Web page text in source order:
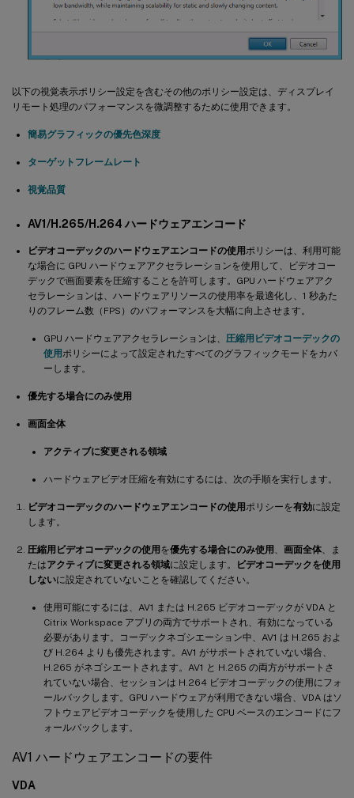
以下の視覚表示ポリシー設定を含むその他のポリシー設定は、ディスプレイ
リモート処理のパフォーマンスを微調整するために使用できます。
簡易グラフィックの優先色深度
ターゲットフレームレート
視覚品質
AV1/H.265/H.264 ハードウェアエンコード
ビデオコーデックのハードウェアエンコードの使用ポリシーは、利用可能
な場合に GPU ハードウェアアクセラレーションを使用して、ビデオコー
デックで画面要素を圧縮することを許可します。GPU ハードウェアアク
セラレーションは、ハードウェアリソースの使用率を最適化し、1 秒あた
りのフレーム数（FPS）のパフォーマンスを大幅に向上させます。
GPU ハードウェアアクセラレーションは、 圧縮用ビデオコーデックの
使用ポリシーによって設定されたすべてのグラフィックモードをカバ
ーします。
優先する場合にのみ使用
画面全体
アクティブに変更される領域
ハードウェアビデオ圧縮を有効にするには、次の手順を実行します。
ビデオコーデックのハードウェアエンコードの使用ポリシーを有効に設定
します。
圧縮用ビデオコーデックの使用を優先する場合にのみ使用、 画面全体、ま
たはアクティブに変更される領域に設定します。
ビデオコーデックを使用
しないに設定されていないことを確認してください。
使用可能にするには、AV1 または H.265 ビデオコーデックが VDA と
Citrix Workspace アプリの両方でサポートされ、有効になっている
必要があります。コーデックネゴシエーション中、AV1 は H.265 およ
び H.264 よりも優先されます。AV1 がサポートされていない場合、
H.265 がネゴシエートされます。AV1 と H.265 の両方がサポートさ
れていない場合、セッションは H.264 ビデオコーデックの使用にフォ
ールバックします。GPU ハードウェアが利用できない場合、VDA はソ
フトウェアビデオコーデックを使用した CPU ベースのエンコードにフ
ォールバックします。
AV1 ハードウェアエンコードの要件
VDA